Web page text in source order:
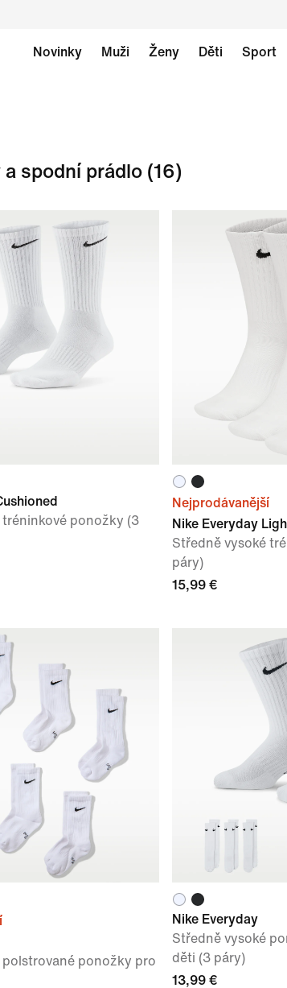
Novinky Muži Ženy Děti Sport
spodní prádlo (16)
tréninkové ponožky (3
Nejprodávanější
Nike Everyday
Středně vysoké
páry)
15,99 €
polstrované ponožky pro
Nike Everyday
Středně vysoké
děti (3 páry)
13,99 €